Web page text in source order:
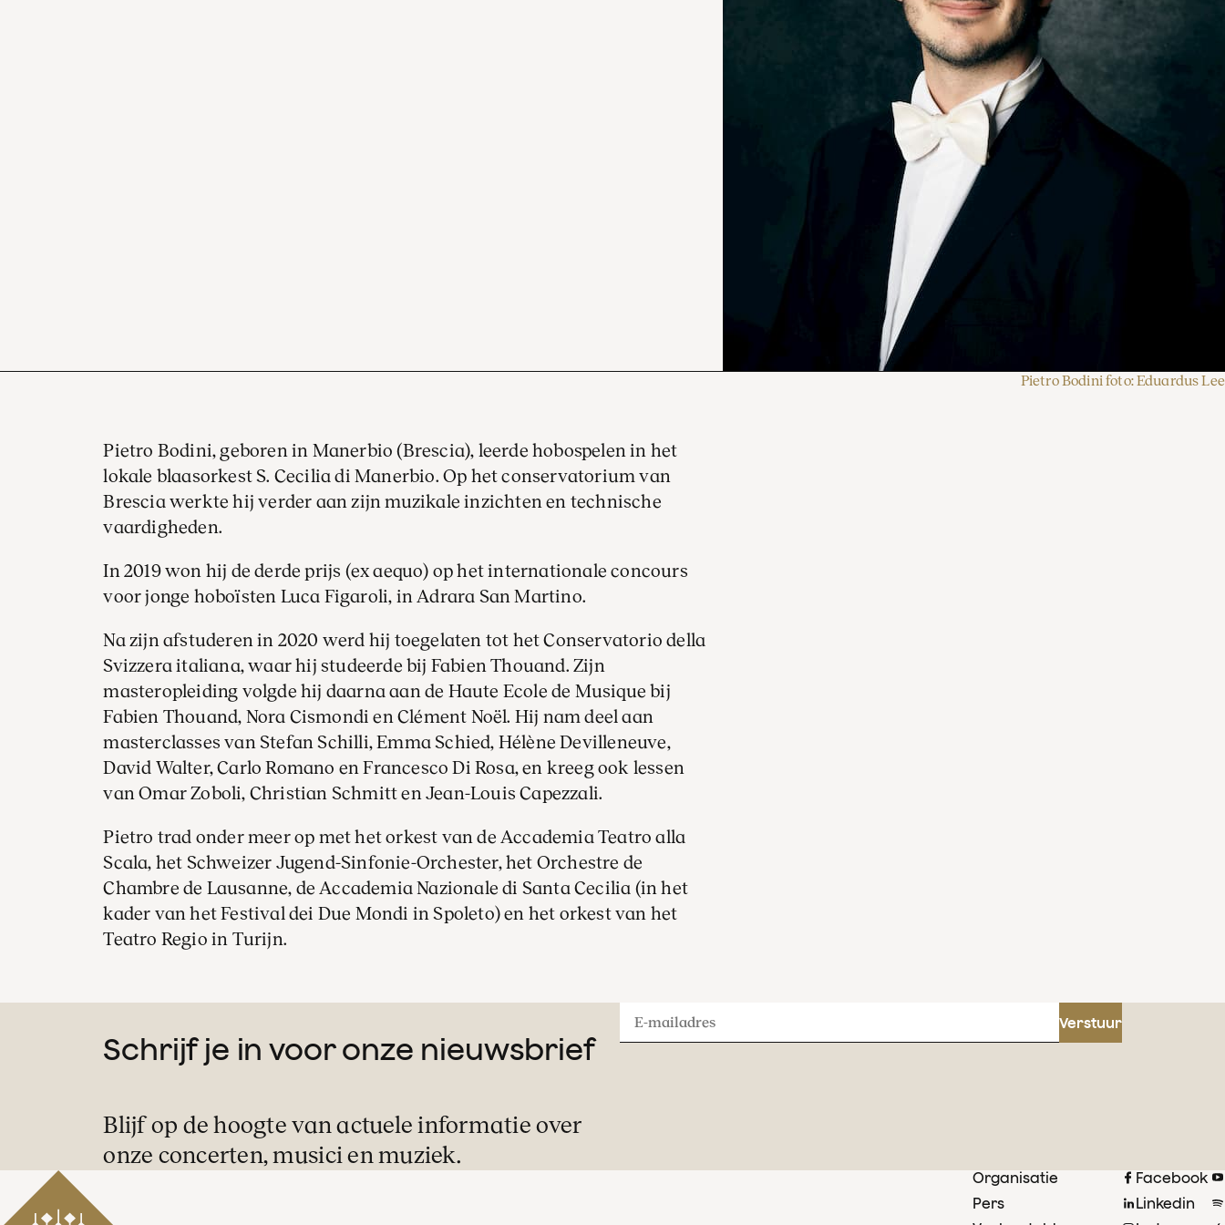
Pietro Bodini foto: Eduardus Lee
Pietro Bodini, geboren in Manerbio (Brescia), leerde hobospelen in het
lokale blaasorkest S. Cecilia di Manerbio. Op het conservatorium van
Brescia werkte hij verder aan zijn muzikale inzichten en technische
vaardigheden.
In 2019 won hij de derde prijs (ex aequo) op het internationale concours
voor jonge hoboïsten Luca Figaroli, in Adrara San Martino.
Na zijn afstuderen in 2020 werd hij toegelaten tot het Conservatorio della
Svizzera italiana, waar hij studeerde bij Fabien Thouand. Zijn
masteropleiding volgde hij daarna aan de Haute Ecole de Musique bij
Fabien Thouand, Nora Cismondi en Clément Noël. Hij nam deel aan
masterclasses van Stefan Schilli, Emma Schied, Hélène Devilleneuve,
David Walter, Carlo Romano en Francesco Di Rosa, en kreeg ook lessen
van Omar Zoboli, Christian Schmitt en Jean-Louis Capezzali.
Pietro trad onder meer op met het orkest van de Accademia Teatro alla
Scala, het Schweizer Jugend-Sinfonie-Orchester, het Orchestre de
Chambre de Lausanne, de Accademia Nazionale di Santa Cecilia (in het
kader van het Festival dei Due Mondi in Spoleto) en het orkest van het
Teatro Regio in Turijn.
Schrijf je in voor onze nieuwsbrief
Blijf op de hoogte van actuele informatie over
onze concerten, musici en muziek.
E-
mailadres
Verstuur
Organisatie
Pers
Facebook
Linkedin